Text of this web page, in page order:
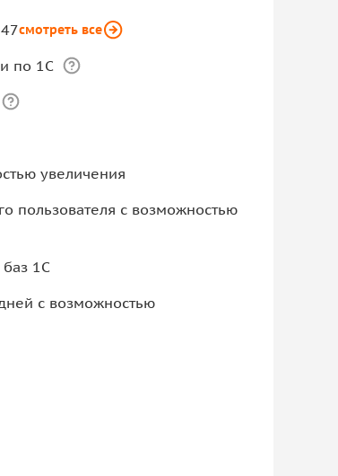
смотреть все
по 1С
увеличения
пользователя с возможностью
1С
с возможностью